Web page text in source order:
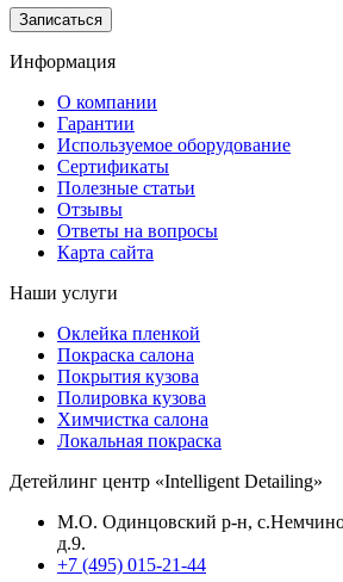
Информация
О компании
Гарантии
Используемое оборудование
Сертификаты
Полезные статьи
Отзывы
Ответы на вопросы
Карта сайта
Наши услуги
Оклейка пленкой
Покраска салона
Покрытия кузова
Полировка кузова
Химчистка салона
Локальная покраска
Детейлинг центр «Intelligent Detailing»
М.О. Одинцовский р-н,
д.9.
+7 (495) 015-21-44